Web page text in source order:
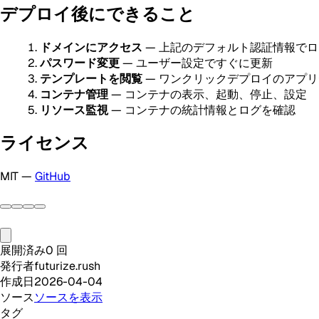
デプロイ後にできること
ドメインにアクセス — 上記のデフォルト認証情報で
パスワード変更— ユーザー設定ですぐに更新
テンプレートを閲覧— ワンクリックデプロイのアプ
コンテナ管理 — コンテナの表示、起動、停止、設定
リソース監視— コンテナの統計情報とログを確認
ライセンス
MIT — GitHub
展開済み0 回
発行者futurize.rush
作成日2026-04-04
ソースソースを表示
タグ